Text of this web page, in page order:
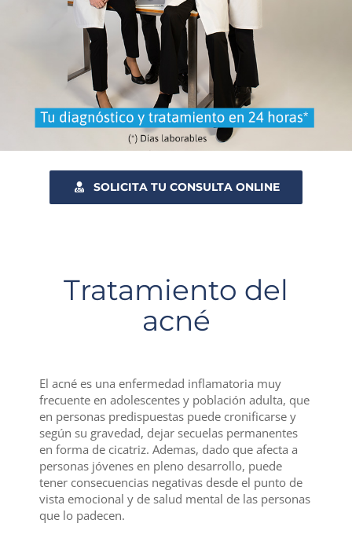
SOLICITA TU CONSULTA ONLINE
Tratamiento del
acné
El acné es una enfermedad inflamatoria muy
frecuente en adolescentes y población adulta, que
en personas predispuestas puede cronificarse y
según su gravedad, dejar secuelas permanentes
en forma de cicatriz. Ademas, dado que afecta a
personas jóvenes en pleno desarrollo, puede
tener consecuencias negativas desde el punto de
vista emocional y de salud mental de las personas
que lo padecen.